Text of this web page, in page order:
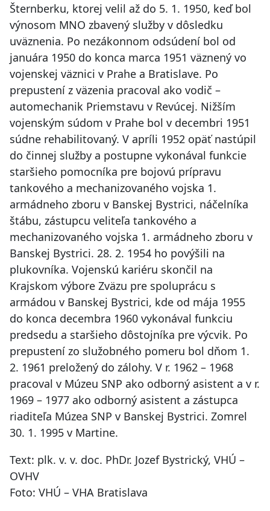
Šternberku, ktorej velil až do 5. 1. 1950, keď bol
výnosom MNO zbavený služby v dôsledku
uväznenia. Po nezákonnom odsúdení bol od
januára 1950 do konca marca 1951 väznený vo
vojenskej väznici v Prahe a Bratislave. Po
prepustení z väzenia pracoval ako vodič –
automechanik Priemstavu v Revúcej. Nižším
vojenským súdom v Prahe bol v decembri 1951
súdne rehabilitovaný. V apríli 1952 opäť nastúpil
do činnej služby a postupne vykonával funkcie
staršieho pomocníka pre bojovú prípravu
tankového a mechanizovaného vojska 1.
armádneho zboru v Banskej Bystrici, náčelníka
štábu, zástupcu veliteľa tankového a
mechanizovaného vojska 1. armádneho zboru v
Banskej Bystrici. 28. 2. 1954 ho povýšili na
plukovníka. Vojenskú kariéru skončil na
Krajskom výbore Zväzu pre spoluprácu s
armádou v Banskej Bystrici, kde od mája 1955
do konca decembra 1960 vykonával funkciu
predsedu a staršieho dôstojníka pre výcvik. Po
prepustení zo služobného pomeru bol dňom 1.
2. 1961 preložený do zálohy. V r. 1962 – 1968
pracoval v Múzeu SNP ako odborný asistent a v r.
1969 – 1977 ako odborný asistent a zástupca
riaditeľa Múzea SNP v Banskej Bystrici. Zomrel
30. 1. 1995 v Martine.
Text: plk. v. v. doc. PhDr. Jozef Bystrický, VHÚ –
OVHV
Foto: VHÚ – VHA Bratislava